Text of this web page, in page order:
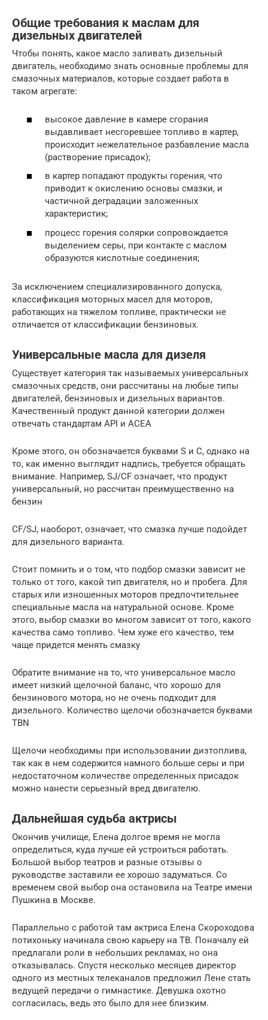
Общие требования к маслам для
дизельных двигателей
Чтобы понять, какое масло заливать дизельный
двигатель, необходимо знать основные проблемы для
смазочных материалов, которые создает работа в
таком агрегате:
высокое давление в камере сгорания
выдавливает несгоревшее топливо в картер,
происходит нежелательное разбавление масла
(растворение присадок);
в картер попадают продукты горения, что
приводит к окислению основы смазки, и
частичной деградации заложенных
характеристик;
процесс горения солярки сопровождается
выделением серы, при контакте с маслом
образуются кислотные соединения;
За исключением специализированного допуска,
классификация моторных масел для моторов,
работающих на тяжелом топливе, практически не
отличается от классификации бензиновых.
Универсальные масла для дизеля
Существует категория так называемых универсальных
смазочных средств, они рассчитаны на любые типы
двигателей, бензиновых и дизельных вариантов.
Качественный продукт данной категории должен
отвечать стандартам API и АСЕА
Кроме этого, он обозначается буквами S и C, однако на
то, как именно выглядит надпись, требуется обращать
внимание. Например, SJ/CF означает, что продукт
универсальный, но рассчитан преимущественно на
бензин
CF/SJ, наоборот, означает, что смазка лучше подойдет
для дизельного варианта.
Стоит помнить и о том, что подбор смазки зависит не
только от того, какой тип двигателя, но и пробега. Для
старых или изношенных моторов предпочтительнее
специальные масла на натуральной основе. Кроме
этого, выбор смазки во многом зависит от того, какого
качества само топливо. Чем хуже его качество, тем
чаще придется менять смазку
Обратите внимание на то, что универсальное масло
имеет низкий щелочной баланс, что хорошо для
бензинового мотора, но не очень подходит для
дизельного. Количество щелочи обозначается буквами
TBN
Щелочи необходимы при использовании дизтоплива,
так как в нем содержится намного больше серы и при
недостаточном количестве определенных присадок
можно нанести серьезный вред двигателю.
Дальнейшая судьба актрисы
Окончив училище, Елена долгое время не могла
определиться, куда лучше ей устроиться работать.
Большой выбор театров и разные отзывы о
руководстве заставили ее хорошо задуматься. Со
временем свой выбор она остановила на Театре имени
Пушкина в Москве.
Параллельно с работой там актриса Елена Скороходова
потихоньку начинала свою карьеру на ТВ. Поначалу ей
предлагали роли в небольших рекламах, но она
отказывалась. Спустя несколько месяцев директор
одного из местных телеканалов предложил Лене стать
ведущей передачи о гимнастике. Девушка охотно
согласилась, ведь это было для нее близким.